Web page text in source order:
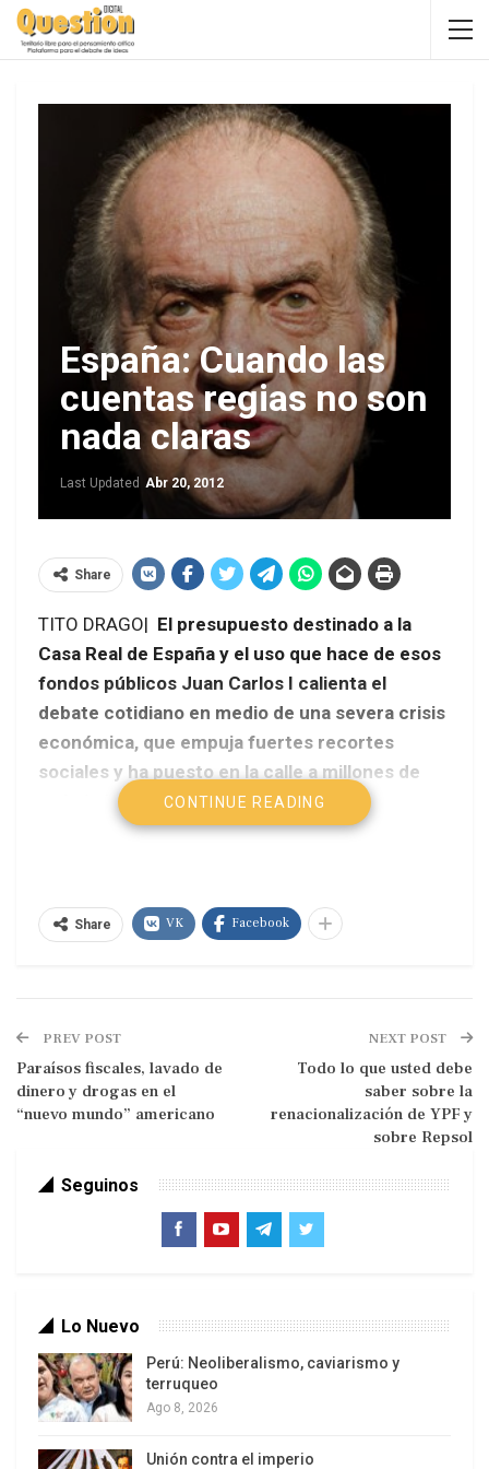
España: Cuando las
cuentas regias no son
nada claras
Last Updated Abr 20, 2012
Share
TITO DRAGO| El presupuesto destinado a la
Casa Real de España y el uso que hace de esos
fondos públicos Juan Carlos I calienta el
debate cotidiano en medio de una severa crisis
económica, que empuja fuertes recortes
sociales y ha puesto en la calle a millones de
trabajadores.
IPS
Un accidente del que fue víctima el Rey durante
crítica abierta de los españoles a su
responsabilidad en el manejo de los gastos,
mientras las arcas del Estado enflaquecen, así
ambientales.
La campaña de caza implica un gran gasto por el
desplazamiento en avión hasta Botswana, más el
CONTINUE READING
Share VK Facebook
PREV POST
Paraísos fiscales, lavado de
dinero y drogas en el
“nuevo mundo” americano
NEXT POST
Todo lo que usted debe
saber sobre la
renacionalización de YPF y
sobre Repsol
Seguinos
Lo Nuevo
Perú: Neoliberalismo, caviarismo y
terruqueo
Ago 8, 2026
Unión contra el imperio